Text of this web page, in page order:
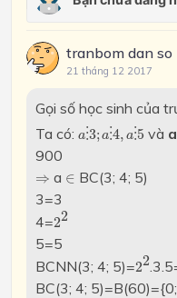
tranbom dan so
21 tháng 12 2017
Gọi số học sinh của
Ta có: a⋮3;a⋮4, a⋮5
a⋮3;a ⋮ 4,a⋮
và a
900
⇒
⇒ a ∈
∈ BC(3; 4; 5)
3=3
4=22
22
5=5
BCNN(3; 4; 5)=22
22
BC(3; 4;